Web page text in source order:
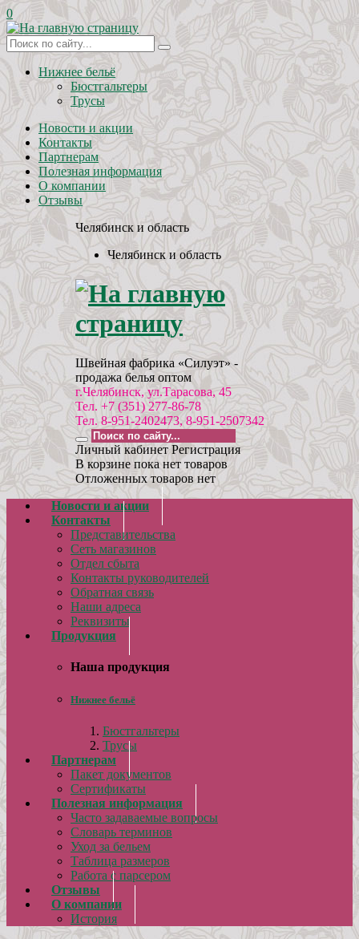
0
Нижнее бельё
Бюстгальтеры
Трусы
Новости и акции
Контакты
Партнерам
Полезная информация
О компании
Отзывы
Челябинск и область
Челябинск и область
Швейная фабрика «Силуэт» -
продажа белья оптом
г.Челябинск, ул.Тарасова, 45
Тел. +7 (351) 277-86-78
Тел. 8-951-2402473, 8-951-2507342
Личный кабинет Регистрация
В корзине пока нет товаров
Отложенных товаров нет
Новости и акции
Контакты
Представительства
Сеть магазинов
Отдел сбыта
Контакты руководителей
Обратная связь
Наши адреса
Реквизиты
Продукция
Наша продукция
Нижнее бельё
Бюстгальтеры
Трусы
Партнерам
Пакет документов
Сертификаты
Полезная информация
Часто задаваемые вопросы
Словарь терминов
Уход за бельем
Таблица размеров
Работа с парсером
Отзывы
О компании
История